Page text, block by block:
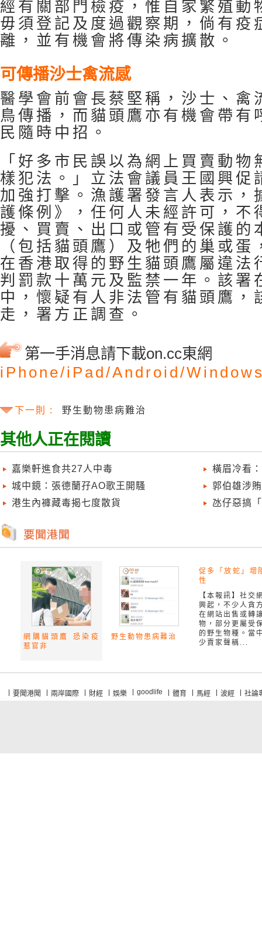
經有關部門檢疫，惟自家繁殖動
毋須登記及度過觀察期，倘有疫
離，並有機會將傳染病擴散。
可傳播沙士禽流感
醫學會前會長蔡堅稱，沙士、禽
鳥傳播，而貓頭鷹亦有機會帶有
民隨時中招。
「好多市民誤以為網上買賣動
樣犯法。」立法會議員王國興促
加強打擊。漁護署發言人表示，
護條例》，任何人未經許可，不
擾、買賣、出口或管有受保護的
（包括貓頭鷹）及牠們的巢或
在香港取得的野生貓頭鷹屬違法
判罰款十萬元及監禁一年。該署
中，懷疑有人非法管有貓頭鷹，
走，署方正調查。
第一手消息請下載on.cc東網
iPhone/iPad/Android/
下一則 : 野生動物患病難治
其他人正在閱讀
嘉樂軒進食共27人中毒
城中鏡：張德蘭孖AO歌王開騷
港生內褲藏毒揭七度散貨
橫眉冷看
郭伯雄涉
氹仔惡搞
網購貓頭鷹 恐染疫
惹官非
野生動物患病難治
促多「放蛇」增
性
【本報訊】社交
興起，不少人貪
在網站出售或轉
物，部分更屬受
的野生物種。當
少賣家聲稱...
要聞港聞 兩岸國際 財經 娛樂 goodlife 體育 馬經 波經 社論